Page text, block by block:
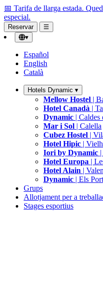
📅 Tarifa de llarga estada.
especial.
Reservar
☰
▾
Español
English
Català
Hotels Dynamic ▾
Mellow Hostel |
Hotel Canadà |
Dynamic | Caldes
Mar i Sol | Calella
Cubez Hostel |
Hotel Hipic |
Iori by Dynamic
Hotel Europa |
Hotel Alain |
Dynamic | Els
Grups
Allotjament per a
Stages esportius